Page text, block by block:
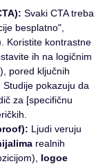
Svaki CTA treba
besplatno",
Koristite kontrastne
ih na logičnim
pored ključnih
pokazuju da
za [specifičnu
Ljudi veruju
realnih
logoe